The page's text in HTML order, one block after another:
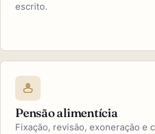
escrito.
Pensão alimentícia
Fixação, revisão, exoneração e